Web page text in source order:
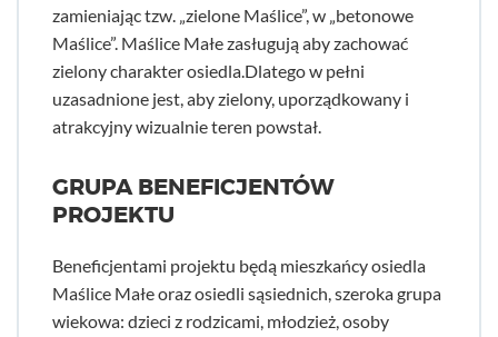
zamieniając tzw. „zielone Maślice”, w „betonowe
Maślice”. Maślice Małe zasługują aby zachować
zielony charakter osiedla.Dlatego w pełni
uzasadnione jest, aby zielony, uporządkowany i
atrakcyjny wizualnie teren powstał.
GRUPA BENEFICJENTÓW
PROJEKTU
Beneficjentami projektu będą mieszkańcy osiedla
Maślice Małe oraz osiedli sąsiednich, szeroka grupa
wiekowa: dzieci z rodzicami, młodzież, osoby